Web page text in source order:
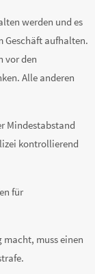
werden und es
Geschäft aufhalten.
vor den
Alle anderen
Mindestabstand
kontrollierend
für
macht, muss einen